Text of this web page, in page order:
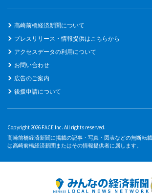
高崎前橋経済新聞について
プレスリリース・情報提供はこちらから
アクセスデータの利用について
お問い合わせ
広告のご案内
後援申請について
Copyright 2026 FACE Inc. All rights reserved.
高崎前橋経済新聞に掲載の記事・写真・図表などの無断転
は高崎前橋経済新聞またはその情報提供者に属します。